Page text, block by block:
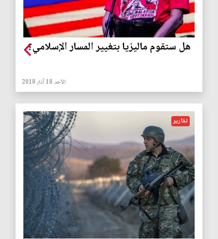
هل ستقوم ماليزيا بتغيير المسار الإسلامي؟
الأحد 18 آذار 2018
تقارير